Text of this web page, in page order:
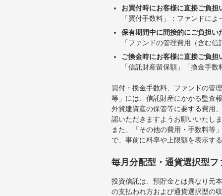
お買付時にお客様に直接ご負担
「買付手数料」：ファンドに
保有期間中に間接的にご負担い
「ファンドの管理費用（含む
ご換金時にお客様に直接ご負担
「信託財産留保額」「換金手
買付・換金手数料、ファンドの管
等」には、信託財産にかかる監査
外貨建資産の保管等に要する費用
認いただきますようお願いいたし
また、「その他の費用・手数料等
で、事前に料率や上限額を表示す
毎月分配型・通貨選択型
投資信託は、預貯金とは異なり元
の支払われ方および通貨選択型の